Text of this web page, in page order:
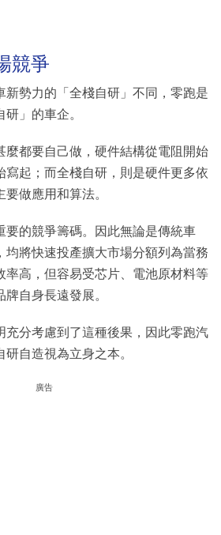
競爭
新勢力的「全棧自研」不同，零跑是
」的車企。
麼都要自己做，硬件結構從電阻開始
寫起；而全棧自研，則是硬件更多依
做應用和算法。
要的競爭籌碼。因此無論是傳統車
均將快速投產擴大市場分額列為當務
率高，但容易受芯片、電池原材料等
自身長遠發展。
充分考慮到了這種後果，因此零跑汽
自造視為立身之本。
廣告